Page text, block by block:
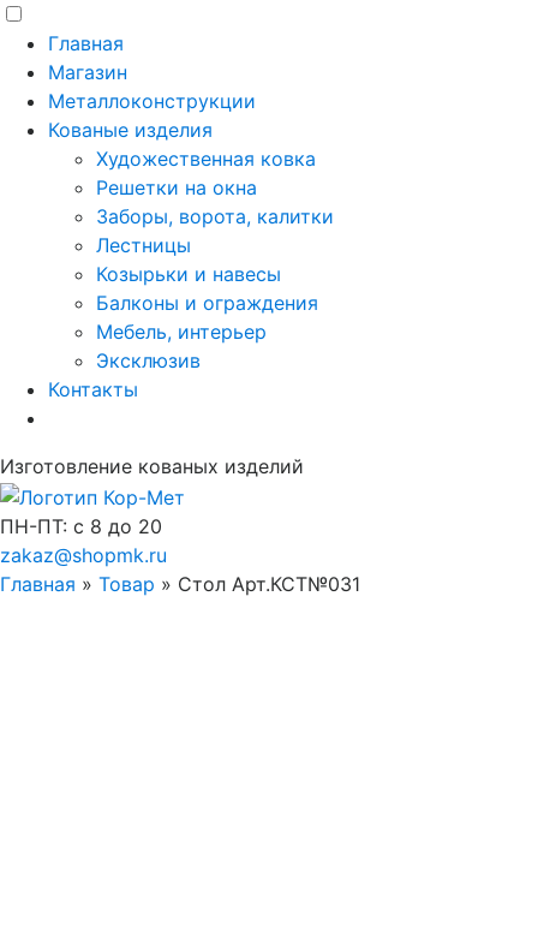
Главная
Магазин
Металлоконструкции
Кованые изделия
Художественная ковка
Решетки на окна
Заборы, ворота, калитки
Лестницы
Козырьки и навесы
Балконы и ограждения
Мебель, интерьер
Эксклюзив
Контакты
Изготовление кованых изделий
ПН-ПТ: с 8 до 20
zakaz@shopmk.ru
Главная » Товар » Стол Арт.КСТ№031